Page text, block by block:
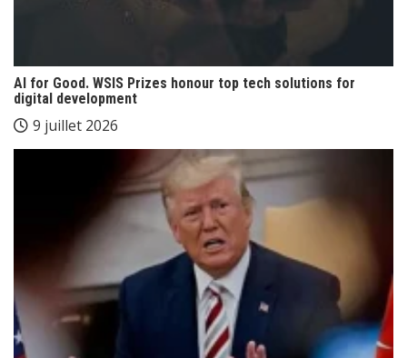
AI for Good. WSIS Prizes honour top tech solutions for
digital development
9 juillet 2026